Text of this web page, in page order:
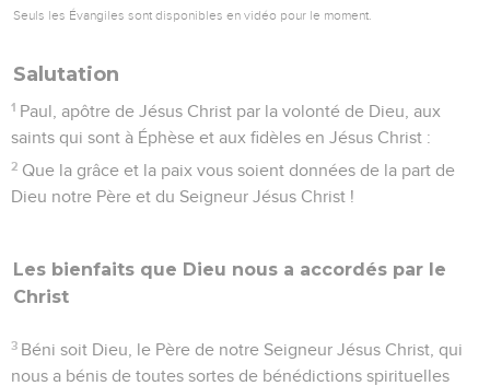
Seuls les Évangiles sont disponibles en vidéo pour le moment.
Salutation
1 Paul, apôtre de Jésus Christ par la volonté de Dieu, aux
saints qui sont à Éphèse et aux fidèles en Jésus Christ :
2 Que la grâce et la paix vous soient données de la part de
Dieu notre Père et du Seigneur Jésus Christ !
Les bienfaits que Dieu nous a accordés par le
Christ
3 Béni soit Dieu, le Père de notre Seigneur Jésus Christ, qui
nous a bénis de toutes sortes de bénédictions spirituelles